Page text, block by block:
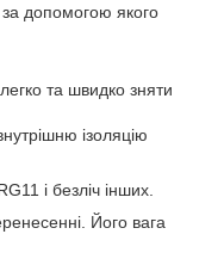
за допомогою якого
та швидко зняти
ізоляцію
і безліч інших.
Його вага